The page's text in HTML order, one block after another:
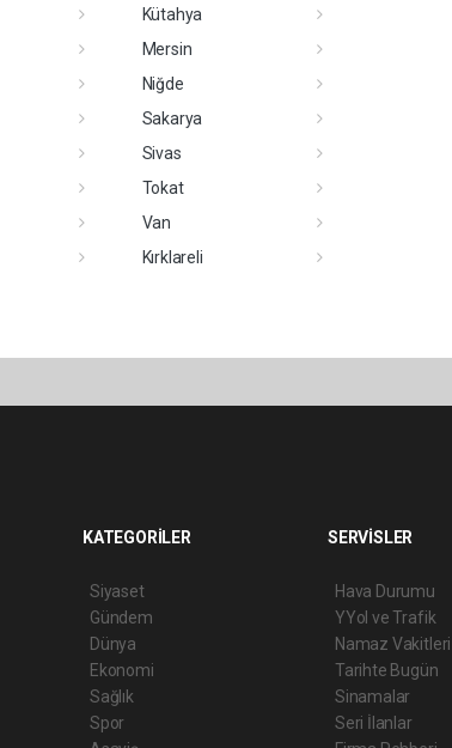
Kütahya
Mersin
Niğde
Sakarya
Sivas
Tokat
Van
Kırklareli
KATEGORİLER
Siyaset
Gündem
Dünya
Ekonomi
Sağlık
Spor
SERVİSLER
Hava Durumu
YYol ve Trafik
Namaz Vakitleri
Tarihte Bugün
Sinamalar
Seri İlanlar